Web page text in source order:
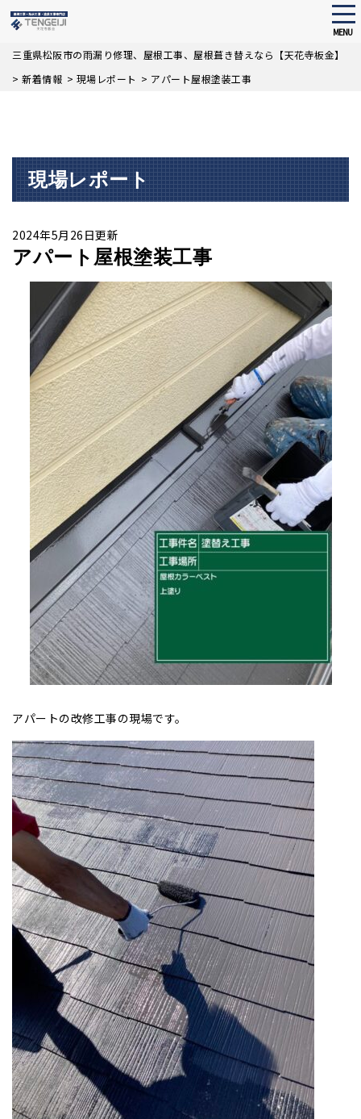
Skip
main
MENU
三重県松阪市の雨漏り修理、屋根工事、屋根葺き替えなら【天花寺板金】
> 新着情報 > 現場レポート > アパート屋根塗装工事
現場レポート
2024年5月26日更新
アパート屋根塗装工事
アパートの改修工事の現場です。